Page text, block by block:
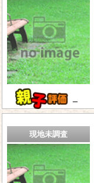
－
現地未調査